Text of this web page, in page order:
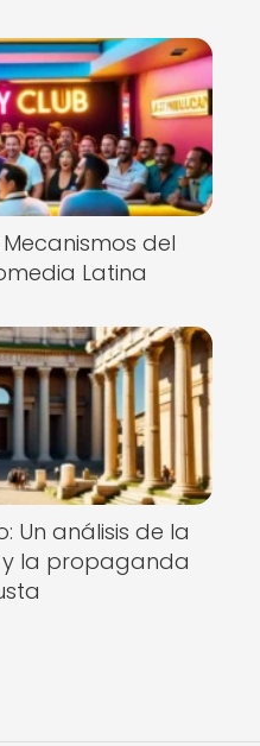
del
Latina
Un análisis de la
la propaganda